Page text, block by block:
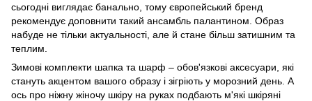
сьогодні виглядає банально, тому європейський бренд
рекомендує доповнити такий ансамбль палантином. Образ
набуде не тільки актуальності, але й стане більш затишним та
теплим.
Зимові комплекти шапка та шарф – обов'язкові аксесуари, які
стануть акцентом вашого образу і зігріють у морозний день. А
ось про ніжну жіночу шкіру на руках подбають м'які шкіряні